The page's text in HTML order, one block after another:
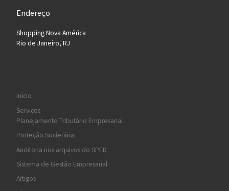
Endereço
Shopping Nova América
Rio de Janeiro, RJ
Início
Serviços
Planejamento Tributário Empresarial
Proteção Societária
Auditoria nos arquivos do SPED
Sistema de Gestão Empresarial
Artigos